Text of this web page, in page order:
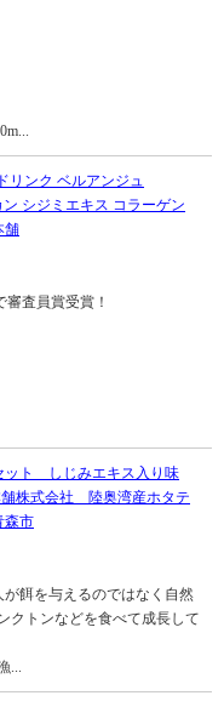
リンク ベルアンジュ
シジミエキス コラーゲン
舗
査員賞受賞！
ト しじみエキス入り味
株式会社 陸奥湾産ホタテ
市
餌を与えるのではなく自然
クトンなどを食べて成長して
...